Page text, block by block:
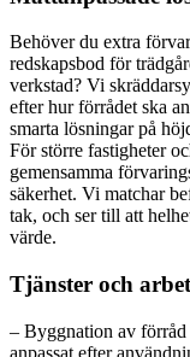
Behöver du extra
redskapsbod för
verkstad? Vi
efter hur förrådet ska
smarta lösningar på
För större fastigheter
gemensamma
säkerhet. Vi matchar
tak, och ser till att
värde.
Tjänster och
– Byggnation av
anpassat efter